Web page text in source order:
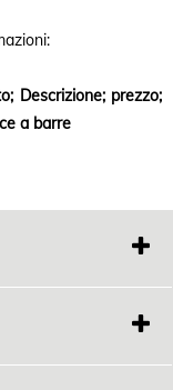
Descrizione; prezzo;
a barre